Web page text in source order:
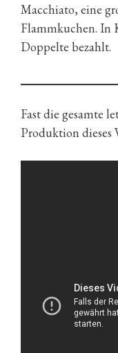
Macchiato, eine
Flammkuchen. In
Doppelte bezahlt.
Fast die gesamte
Produktion dieses